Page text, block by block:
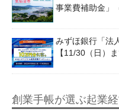
事業費補助金」
みずほ銀行「法
【11/30（日）ま
創業手帳が選ぶ起業